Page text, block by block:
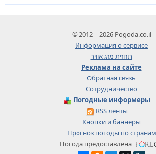
© 2012 – 2026 Pogoda.co.il
Информация о сервисе
תחזית מזג אוויר
Реклама на сайте
Обратная связь
Сотрудничество
Погодные информеры
RSS ленты
Кнопки и баннеры
Прогноз погоды по странам
Погода предоставлена